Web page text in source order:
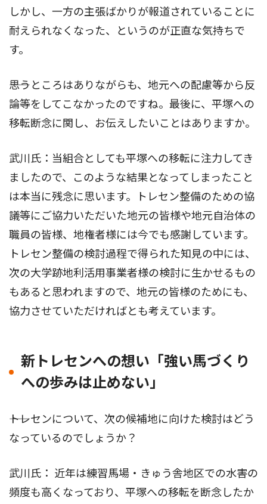
しかし、一方の主張ばかりが報道されていることに
耐えられなくなった、というのが正直な気持ちで
す。
――思うところはありながらも、地元への配慮等から反
論等をしてこなかったのですね。最後に、平塚への
移転断念に関し、お伝えしたいことはありますか。
武川氏：当組合としても平塚への移転に注力してき
ましたので、このような結果となってしまったこと
は本当に残念に思います。トレセン整備のための協
議等にご協力いただいた地元の皆様や地元自治体の
職員の皆様、地権者様には今でも感謝しています。
トレセン整備の検討過程で得られた知見の中には、
次の大学跡地利活用事業者様の検討に生かせるもの
もあると思われますので、地元の皆様のためにも、
協力させていただければとも考えています。
新トレセンへの想い「強い馬づくり
への歩みは止めない」
――トレセンについて、次の候補地に向けた検討はどう
なっているのでしょうか？
武川氏： 近年は練習馬場・きゅう舎地区での水害の
頻度も高くなっており、平塚への移転を断念したか